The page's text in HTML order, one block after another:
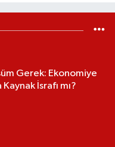
Gerek: Ekonomiye
İsrafı mı?